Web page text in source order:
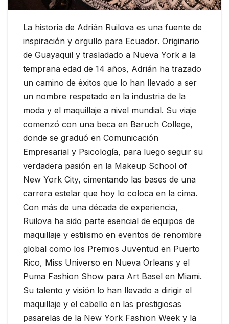
La historia de Adrián Ruilova es una fuente de
inspiración y orgullo para Ecuador. Originario
de Guayaquil y trasladado a Nueva York a la
temprana edad de 14 años, Adrián ha trazado
un camino de éxitos que lo han llevado a ser
un nombre respetado en la industria de la
moda y el maquillaje a nivel mundial. Su viaje
comenzó con una beca en Baruch College,
donde se graduó en Comunicación
Empresarial y Psicología, para luego seguir su
verdadera pasión en la Makeup School of
New York City, cimentando las bases de una
carrera estelar que hoy lo coloca en la cima.
Con más de una década de experiencia,
Ruilova ha sido parte esencial de equipos de
maquillaje y estilismo en eventos de renombre
global como los Premios Juventud en Puerto
Rico, Miss Universo en Nueva Orleans y el
Puma Fashion Show para Art Basel en Miami.
Su talento y visión lo han llevado a dirigir el
maquillaje y el cabello en las prestigiosas
pasarelas de la New York Fashion Week y la